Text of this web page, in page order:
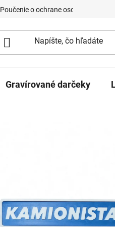
Poučenie o ochrane osobných
Gravírované darčeky